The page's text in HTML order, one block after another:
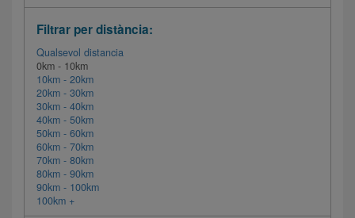
Filtrar per distància:
Qualsevol distancia
0km - 10km
10km - 20km
20km - 30km
30km - 40km
40km - 50km
50km - 60km
60km - 70km
70km - 80km
80km - 90km
90km - 100km
100km +